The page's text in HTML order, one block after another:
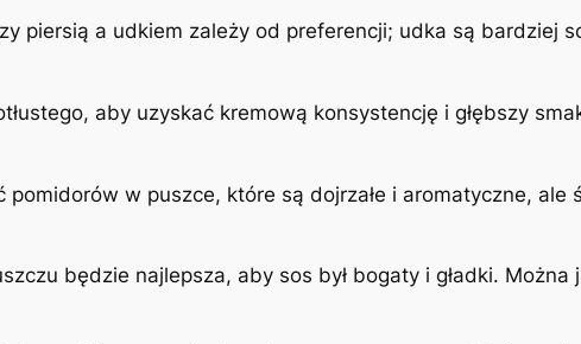
piersią a udkiem zależy od preferencji; udka są bardziej
aby uzyskać kremową konsystencję i głębszy
pomidorów w puszce, które są dojrzałe i aromatyczne, ale
będzie najlepsza, aby sos był bogaty i gładki.